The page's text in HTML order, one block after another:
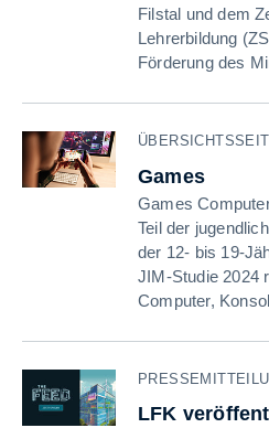
Filstal und dem
Lehrerbildung
Förderung des
Games
Games
Teil der
der 12- bis 19-
JIM-Studie 2024
Computer,
LFK